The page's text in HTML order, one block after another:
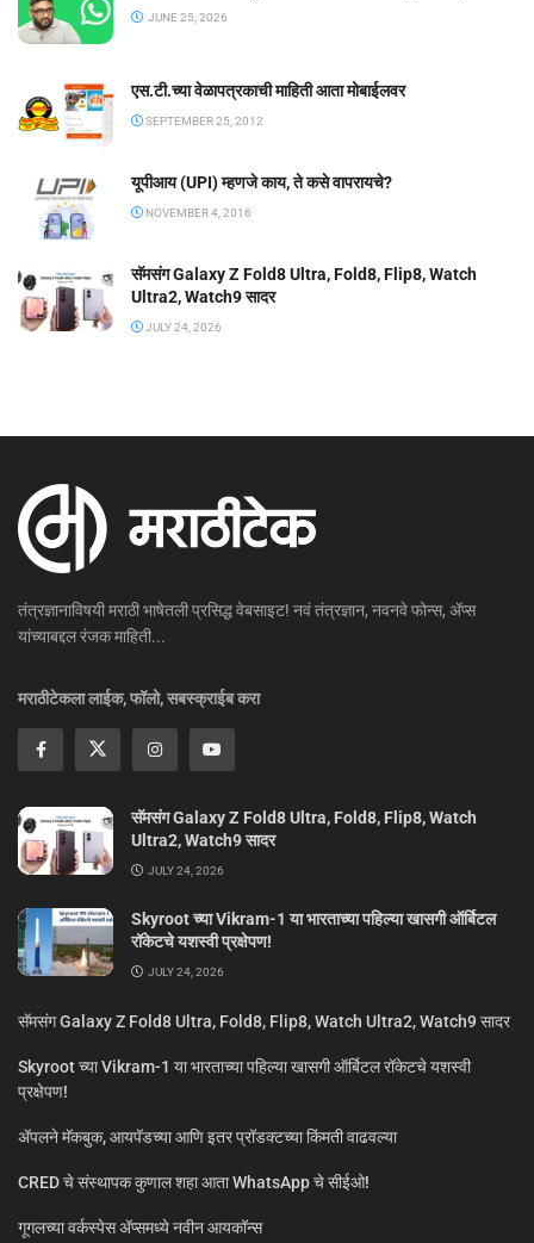
JUNE 25, 2026
एस.टी.च्या वेळापत्रकाची माहिती आता मोबाईलवर
SEPTEMBER 25, 2012
यूपीआय (UPI) म्हणजे काय, ते कसे वापरायचे?
NOVEMBER 4, 2016
सॅमसंग Galaxy Z Fold8 Ultra, Fold8, Flip8, Watch
Ultra2, Watch9 सादर
JULY 24, 2026
तंत्रज्ञानाविषयी मराठी भाषेतली प्रसिद्ध वेबसाइट! नवं तंत्रज्ञान, नवनवे फोन्स, ॲप्स
यांच्याबद्दल रंजक माहिती...
मराठीटेकला लाईक, फॉलो, सबस्क्राईब करा
सॅमसंग Galaxy Z Fold8 Ultra, Fold8, Flip8, Watch
Ultra2, Watch9 सादर
JULY 24, 2026
Skyroot च्या Vikram-1 या भारताच्या पहिल्या खासगी ऑर्बिटल
रॉकेटचे यशस्वी प्रक्षेपण!
JULY 24, 2026
सॅमसंग Galaxy Z Fold8 Ultra, Fold8, Flip8, Watch Ultra2, Watch9 सादर
Skyroot च्या Vikram-1 या भारताच्या पहिल्या खासगी ऑर्बिटल रॉकेटचे यशस्वी
प्रक्षेपण!
ॲपलने मॅकबुक, आयपॅडच्या आणि इतर प्रॉडक्टच्या किंमती वाढवल्या
CRED चे संस्थापक कुणाल शहा आता WhatsApp चे सीईओ!
गूगलच्या वर्कस्पेस अ‍ॅप्समध्ये नवीन आयकॉन्स